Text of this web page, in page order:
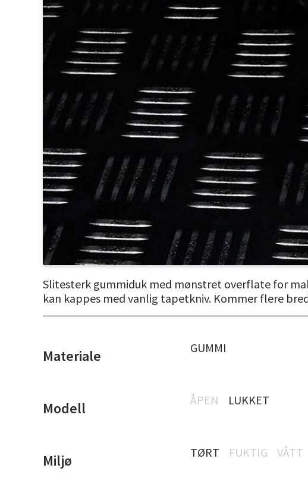
Slitesterk gummiduk med mønstret overflate for
kan kappes med vanlig tapetkniv. Kommer flere
Materiale GUMMI
Modell ÅPEN LUKKET
Miljø TØRT FUKTIG VÅTT